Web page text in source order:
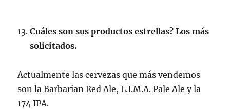
Cuáles son sus productos estrellas? Los más
solicitados.
Actualmente las cervezas que más vendemos
son la Barbarian Red Ale, L.I.M.A. Pale Ale y la
174 IPA.